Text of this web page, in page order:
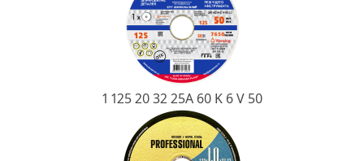
1 125 20 32 25А 60 K 6 V 50